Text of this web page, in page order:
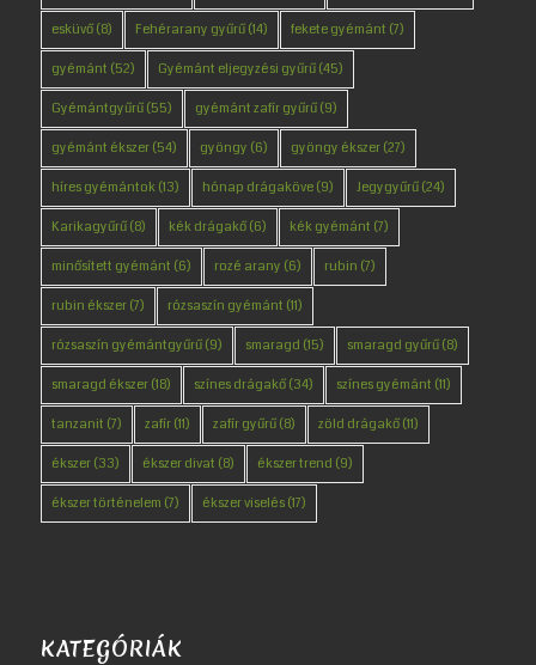
esküvő(8) Fehérarany gyűrű(14) fekete gyémánt (7)
gyémánt (52) Gyémánt eljegyzési gyűrű(45)
Gyémántgyűrű(55) gyémánt zafír gyűrű(9)
gyémánt ékszer(54) gyöngy (6) gyöngy ékszer(27)
híres gyémántok(13) hónap drágaköve(9) Jegygyűrű(24)
Karikagyűrű(8) kék drágakő(6) kék gyémánt (7)
minősített gyémánt (6) rozé arany (6) rubin (7)
rubin ékszer(7) rózsaszín gyémánt (11)
rózsaszín gyémántgyűrű(9) smaragd (15) smaragd gyűrű(8)
smaragd ékszer(18) színes drágakő(34) színes gyémánt (11)
tanzanit (7) zafír(11) zafír gyűrű(8) zöld drágakő(11)
ékszer(33) ékszer divat (8) ékszer trend (9)
ékszer történelem (7) ékszer viselés(17)
KATEGÓRIÁK